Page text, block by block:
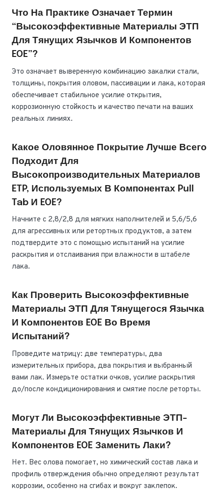
Что На Практике Означает Термин
“высокоэффективные Материалы ЭТП
Для Тянущих Язычков И Компонентов
EOE”?
Это означает выверенную комбинацию закалки стали,
толщины, покрытия оловом, пассивации и лака, которая
обеспечивает стабильное усилие открытия,
коррозионную стойкость и качество печати на ваших
реальных линиях.
Какое Оловянное Покрытие Лучше Всего
Подходит Для
Высокопроизводительных Материалов
ETP, Используемых В Компонентах Pull
Tab И EOE?
Начните с 2,8/2,8 для мягких наполнителей и 5,6/5,6
для агрессивных или ретортных продуктов, а затем
подтвердите это с помощью испытаний на усилие
раскрытия и отслаивания при влажности в штабеле
лака.
Как Проверить Высокоэффективные
Материалы ЭТП Для Тянущегося Язычка
И Компонентов EOE Во Время
Испытаний?
Проведите матрицу: две температуры, два
измерительных прибора, два покрытия и выбранный
вами лак. Измерьте остатки очков, усилие раскрытия
до/после кондиционирования и смятие после реторты.
Могут Ли Высокоэффективные ЭТП-
Материалы Для Тянущих Язычков И
Компонентов EOE Заменить Лаки?
Нет. Вес олова помогает, но химический состав лака и
профиль отверждения обычно определяют результат
коррозии, особенно на сгибах и вокруг заклепок.